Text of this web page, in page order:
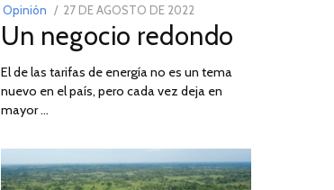
Opinión
POSTED
ON
27 DE AGOSTO DE 2022
DE
DE
2022
Un negocio redondo
El de las tarifas de energía no es un tema
nuevo en el país, pero cada vez deja en
mayor …